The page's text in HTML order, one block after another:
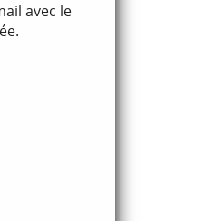
avec le